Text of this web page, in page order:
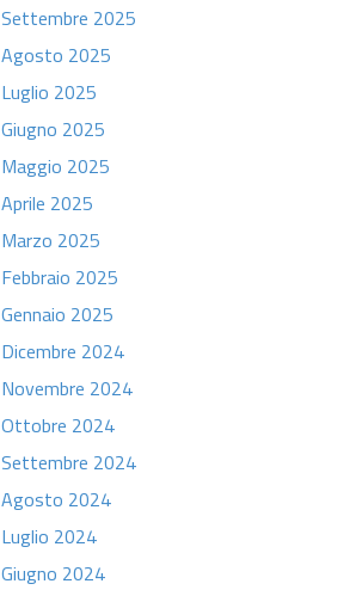
Settembre 2025
Agosto 2025
Luglio 2025
Giugno 2025
Maggio 2025
Aprile 2025
Marzo 2025
Febbraio 2025
Gennaio 2025
Dicembre 2024
Novembre 2024
Ottobre 2024
Settembre 2024
Agosto 2024
Luglio 2024
Giugno 2024